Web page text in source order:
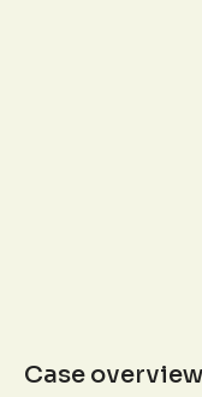
Case overview